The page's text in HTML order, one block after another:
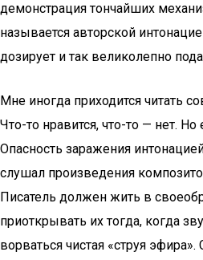
демонстрация тончайших
называется авторской
дозирует и так великолепно
Мне иногда приходится читать
Что-то нравится, что-то — нет.
Опасность заражения
слушал произведения
Писатель должен жить в
приоткрывать их тогда, когда
ворваться чистая «струя эфира».